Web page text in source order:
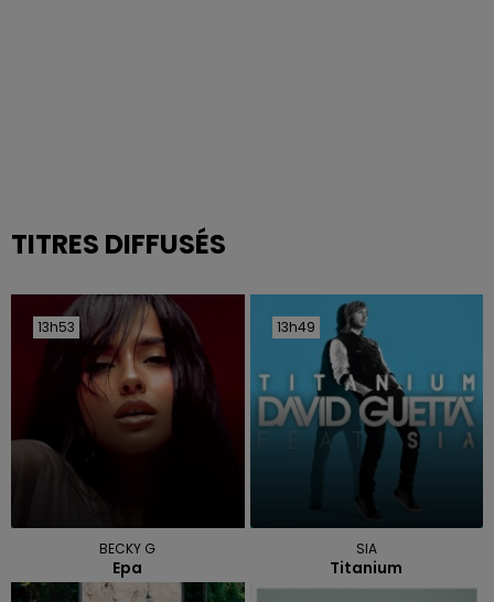
TITRES DIFFUSÉS
13h53
13h53
BECKY G
Epa
13h49
13h49
SIA
Titanium